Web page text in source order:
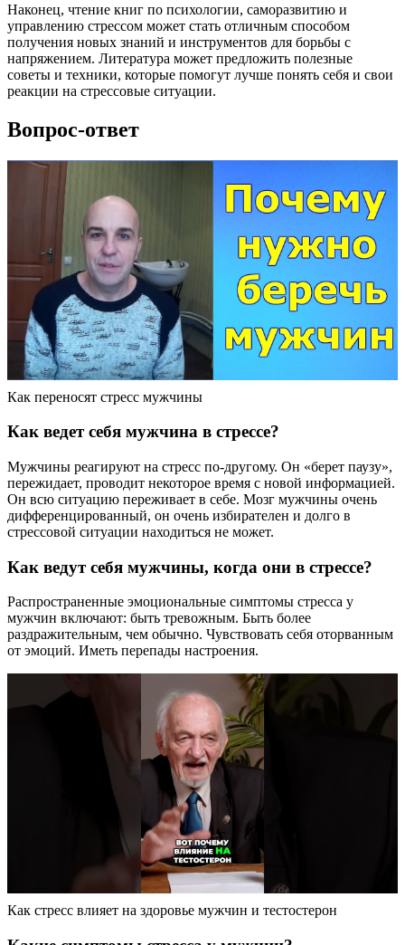
Наконец, чтение книг по психологии, саморазвитию и
управлению стрессом может стать отличным способом
получения новых знаний и инструментов для борьбы с
напряжением. Литература может предложить полезные
советы и техники, которые помогут лучше понять себя и свои
реакции на стрессовые ситуации.
Вопрос-ответ
Как переносят стресс мужчины
Как ведет себя мужчина в стрессе?
Мужчины реагируют на стресс по-другому. Он «берет паузу»,
пережидает, проводит некоторое время с новой информацией.
Он всю ситуацию переживает в себе. Мозг мужчины очень
дифференцированный, он очень избирателен и долго в
стрессовой ситуации находиться не может.
Как ведут себя мужчины, когда они в стрессе?
Распространенные эмоциональные симптомы стресса у
мужчин включают: быть тревожным. Быть более
раздражительным, чем обычно. Чувствовать себя оторванным
от эмоций. Иметь перепады настроения.
Как стресс влияет на здоровье мужчин и тестостерон